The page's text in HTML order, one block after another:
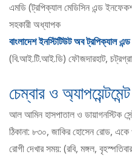
এমডি (ট্রপিক্যাল মেডিসিন এন্ড
সহকারী অধ্যাপক
বাংলাদেশ ইনস্টিটিউট অব ট্রপিক্যাল
(বি.আই.টি.আই.ডি) ফৌজদারহাট,
চেম্বার ও অ্যাপয়েন্টমেন্ট
আল আমিন হাসপাতাল ও ডায়াগনস্টিক
ঠিকানা: ৮৩০, জাকির হোসেন রোড, একে
রোগী দেখার সময়: (রবি, মঙ্গল,